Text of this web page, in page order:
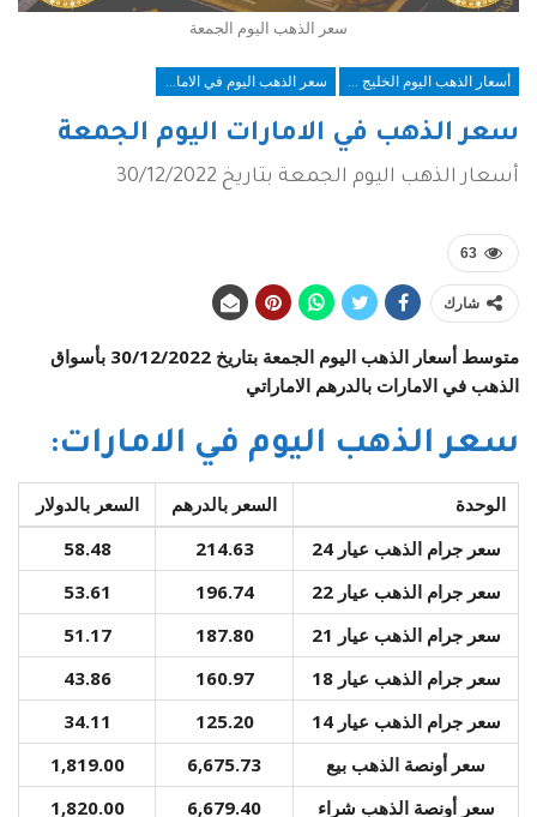
سعر الذهب اليوم الجمعة
سعر الذهب في الامارات اليوم الجمعة
أسعار الذهب اليوم الجمعة بتاريخ 30/12/2022
63
شارك
متوسط أسعار الذهب اليوم الجمعة بتاريخ 30/12/2022 بأسواق
الذهب في الامارات بالدرهم الاماراتي
سعر الذهب اليوم في الامارات:
الوحدة السعر بالدرهم
السعر بالدولار
سعر جرام الذهب عيار 24
214.63
58.48
سعر جرام الذهب عيار 22
196.74
53.61
سعر جرام الذهب عيار 21
187.80
51.17
سعر جرام الذهب عيار 18
160.97
43.86
سعر جرام الذهب عيار 14
125.20
34.11
سعر أونصة الذهب بيع
6,675.73
1,819.00
سعر أونصة الذهب شراء
6,679.40
1,820.00